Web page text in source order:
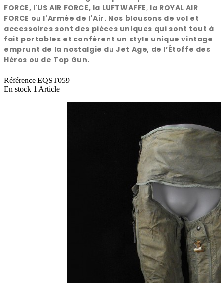
FORCE, l'US AIR FORCE, la LUFTWAFFE, la ROYAL AIR
FORCE ou l'Armée de l'Air. Nos blousons de vol et
accessoires sont des pièces uniques qui sont tout à
fait portables et confèrent un style unique vintage
emprunt de la nostalgie du Jet Age, de l’Étoffe des
Héros ou de Top Gun.
Référence EQST059
En stock 1 Article